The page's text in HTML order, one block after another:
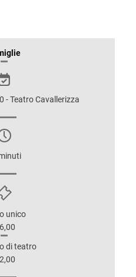
- Teatro Cavallerizza
unico
di teatro